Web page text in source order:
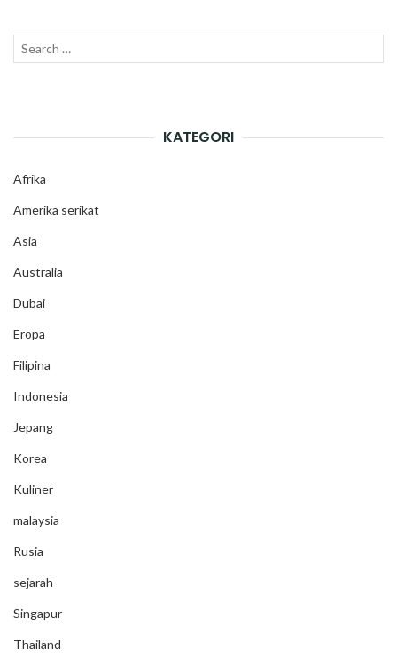
Search
KATEGORI
Afrika
Amerika serikat
Asia
Australia
Dubai
Eropa
Filipina
Indonesia
Jepang
Korea
Kuliner
malaysia
Rusia
sejarah
Singapur
Thailand